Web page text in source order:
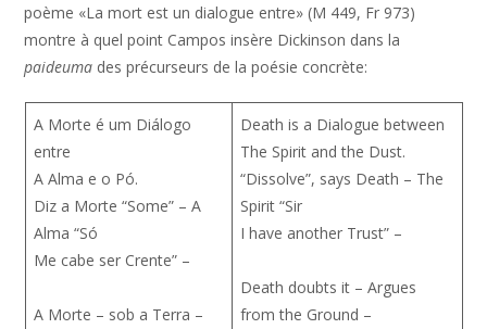
poème «La mort est un dialogue entre» (M 449, Fr 973)
montre à quel point Campos insère Dickinson dans la
paideuma des précurseurs de la poésie concrète:
A Morte é um Diálogo
entre
A Alma e o Pó.
Diz a Morte “Some” – A
Alma “Só
Me cabe ser Crente” –
A Morte – sob a Terra –
Death is a Dialogue between
The Spirit and the Dust.
“Dissolve”, says Death – The
Spirit “Sir
I have another Trust” –
Death doubts it – Argues
from the Ground –